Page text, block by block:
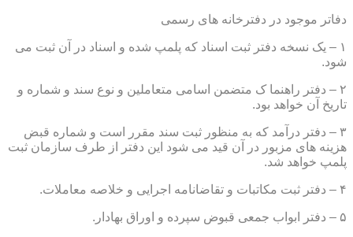
دفاتر موجود در دفترخانه های رسمی
۱ – یک نسخه دفتر ثبت اسناد که پلمپ شده و اسناد در آن ثبت می
شود.
۲ – دفتر راهنما ک متضمن اسامی متعاملین و نوع سند و شماره و
تاریخ آن خواهد بود.
۳ – دفتر درآمد که به منظور ثبت سند مقرر است و شماره قبض
هزینه های مزبور در آن قید می شود این دفتر از طرف سازمان ثبت
پلمپ خواهد شد.
۴ – دفتر ثبت مکاتبات و تقاضانامه اجرایی و خلاصه معاملات.
۵ – دفتر ابواب جمعی قبوض سپرده و اوراق بهادار.